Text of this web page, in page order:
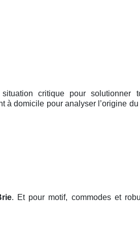
critique pour solutionner
à domicile pour analyser l’origine
. Et pour motif, commodes et